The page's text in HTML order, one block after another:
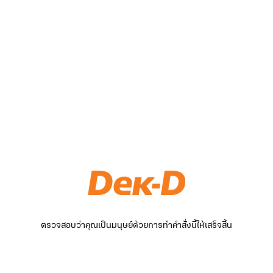
ตรวจสอบว่าคุณเป็นมนุษย์ด้วยการทำคำสั่งนี้ให้เสร็จสิ้น